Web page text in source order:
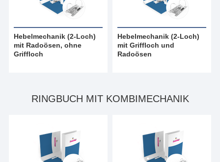
Hebelmechanik (2-Loch)
mit Radoösen, ohne
Griffloch
Hebelmechanik (2-Loch)
mit Griffloch und
Radoösen
RINGBUCH MIT KOMBIMECHANIK